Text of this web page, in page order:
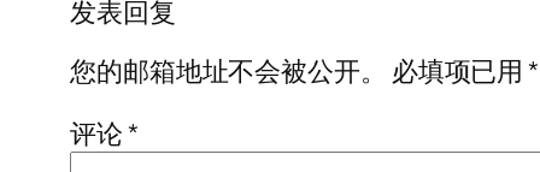
发表回复
您的邮箱地址不会被公开。
必填项已用*
评论*